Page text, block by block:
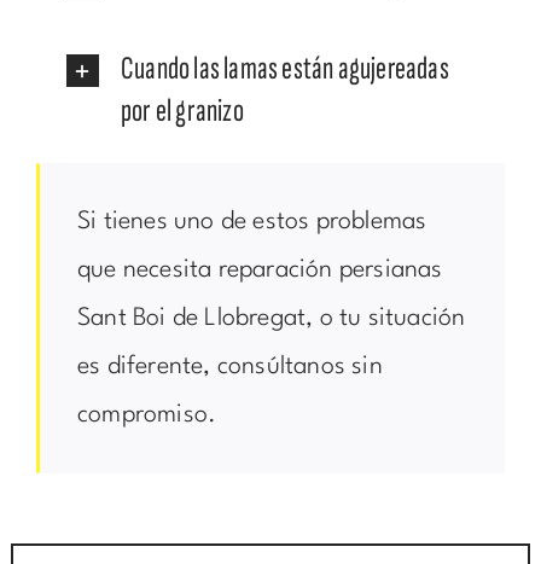
Cuando las lamas están agujereadas
por el granizo
Si tienes uno de estos problemas
que necesita reparación persianas
Sant Boi de Llobregat, o tu situación
es diferente, consúltanos sin
compromiso.